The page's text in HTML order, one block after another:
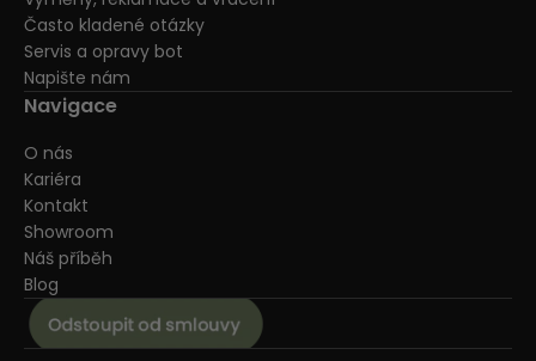
Často kladené otázky
Servis a opravy bot
Napište nám
Navigace
O nás
Kariéra
Kontakt
Showroom
Náš příběh
Blog